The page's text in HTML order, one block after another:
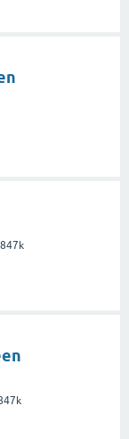
847k